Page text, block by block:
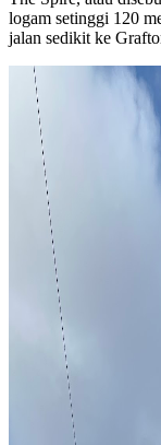
logam setinggi 120
jalan sedikit ke